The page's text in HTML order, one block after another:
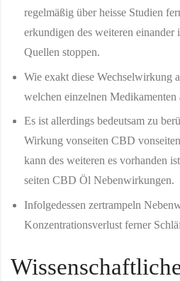
regelmäßig über heisse Studien
erkundigen des weiteren
Quellen stoppen.
Wie exakt diese Wechselwirkung
welchen einzelnen Medikamenten
Es ist allerdings bedeutsam zu
Wirkung vonseiten CBD
kann des weiteren es vorhanden
seiten CBD Öl Nebenwirkungen.
Infolgedessen zertrampeln
Konzentrationsverlust ferner